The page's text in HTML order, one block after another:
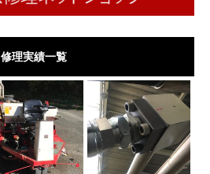
修理実績一覧